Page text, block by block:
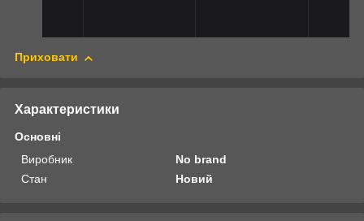
Приховати
Характеристики
Основні
Виробник
No brand
Стан
Новий